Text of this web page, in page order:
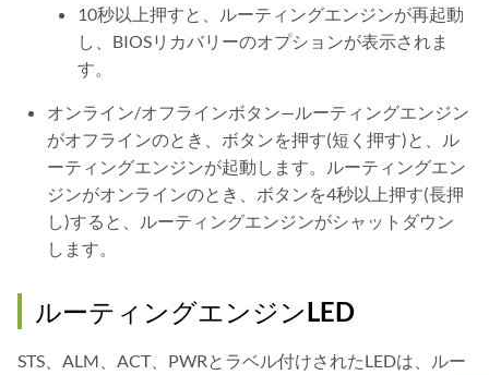
10秒以上押すと、ルーティングエンジンが再起動
し、BIOSリカバリーのオプションが表示されま
す。
オンライン/オフラインボタン—ルーティングエンジン
がオフラインのとき、ボタンを押す(短く押す)と、ル
ーティングエンジンが起動します。ルーティングエン
ジンがオンラインのとき、ボタンを4秒以上押す(長押
し)すると、ルーティングエンジンがシャットダウン
します。
ルーティングエンジンLED
STS、ALM、ACT、PWRとラベル付けされたLEDは、ルー